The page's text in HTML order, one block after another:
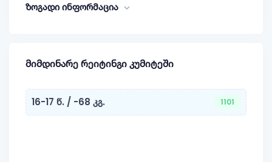
ზოგადი ინფორმაცია
მიმდინარე რეიტინგი კუმიტეში
16-17 წ. / -68 კგ. 1101